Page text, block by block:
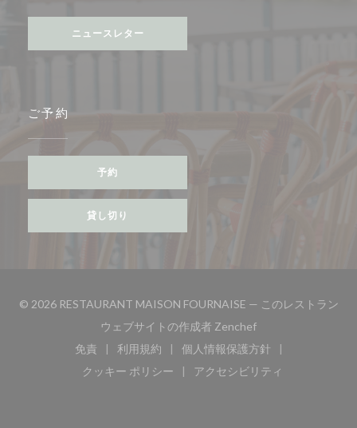
ニュースレター
ご予約
予約
貸し切り
© 2026 RESTAURANT MAISON FOURNAISE — このレストラン
ウェブサイトの作成者 Zenchef((新しいウィンドウ
免責
((新しいウィンドウで開きます))
利用規約
((新しいウィンドウで開きます))
個人情報保護方針
((新しいウィンドウで開
クッキー ポリシー
((新しいウィンドウで開きます))
アクセシビリティ
((新しいウィンドウで